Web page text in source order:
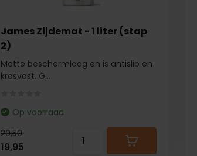
James Zijdemat - 1 liter (stap
2)
Matte beschermlaag en is antislip en
krasvast. G...
Op voorraad
20,50
19,95